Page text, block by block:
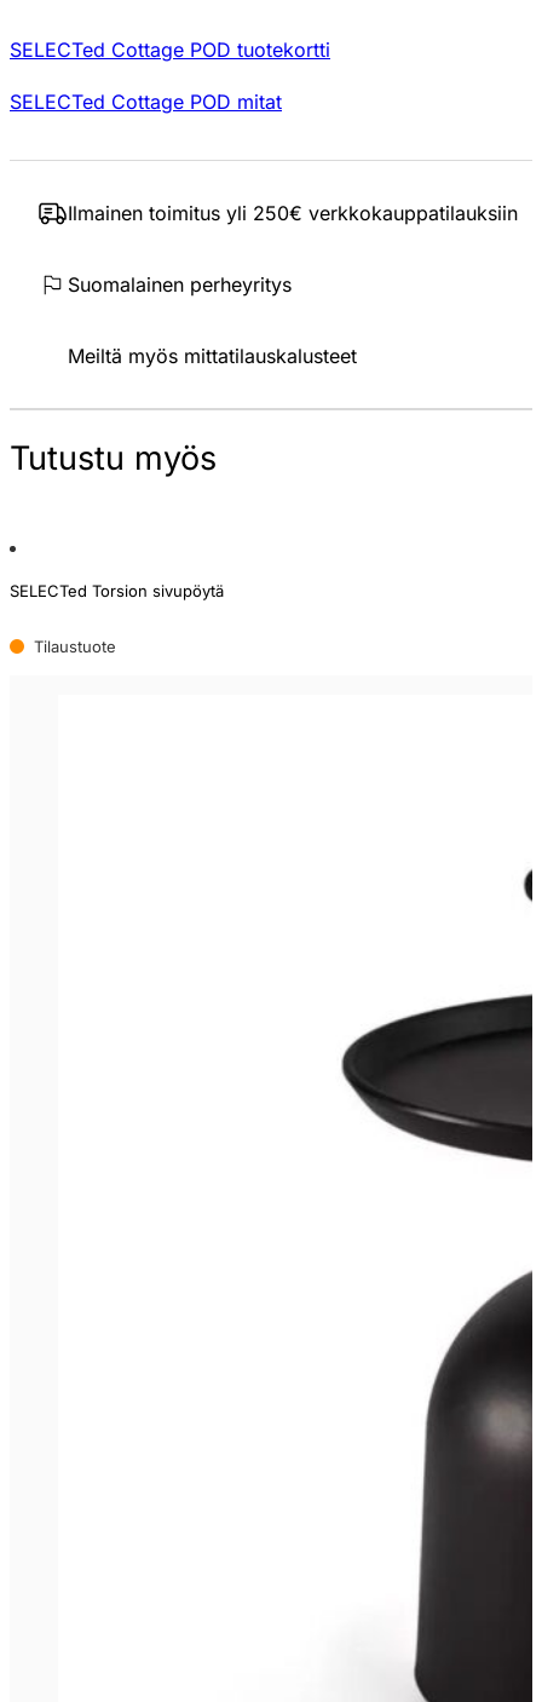
SELECTed Cottage POD tuotekortti
SELECTed Cottage POD mitat
Ilmainen toimitus yli 250€ verkkokauppatilauksiin
Suomalainen perheyritys
Meiltä myös mittatilauskalusteet
Tutustu myös
SELECTed Torsion sivupöytä
Tilaustuote